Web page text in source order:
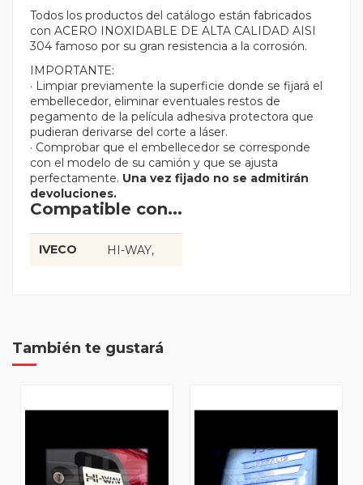
Todos los productos del catálogo están fabricados
con ACERO INOXIDABLE DE ALTA CALIDAD AISI
304 famoso por su gran resistencia a la corrosión.
IMPORTANTE:
· Limpiar previamente la superficie donde se fijará el
embellecedor, eliminar eventuales restos de
pegamento de la película adhesiva protectora que
pudieran derivarse del corte a láser.
· Comprobar que el embellecedor se corresponde
con el modelo de su camión y que se ajusta
perfectamente. Una vez fijado no se admitirán
devoluciones.
Compatible con...
IVECO HI-WAY
También te gustará